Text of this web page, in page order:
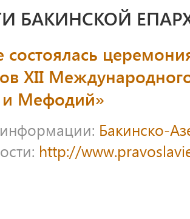
БАКИНСКОЙ
состоялась
ΧΙΙ
Мефодий»
Бакинско-
http://